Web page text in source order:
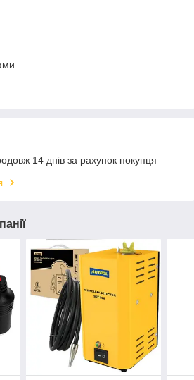
14 днів за рахунок покупця